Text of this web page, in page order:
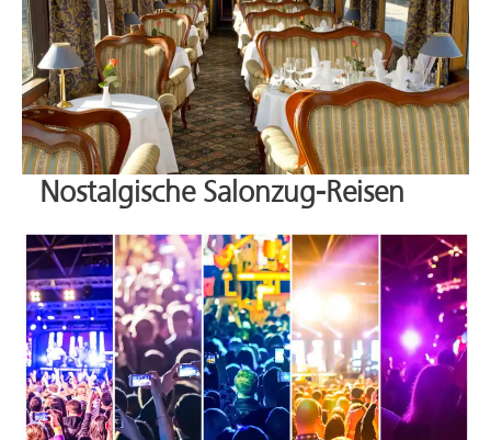
Nostalgische Salonzug-Reisen